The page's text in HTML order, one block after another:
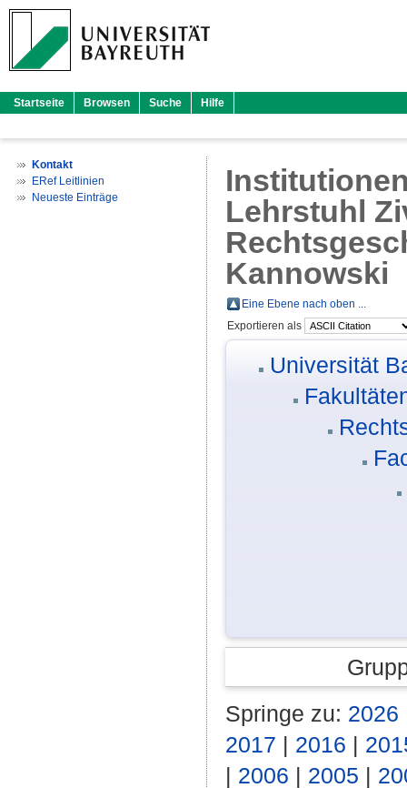
Startseite Browsen Suche Hilfe
Kontakt
ERef Leitlinien
Neueste Einträge
Lehrstuhl
Kannowski
Eine Ebene nach oben ...
Exportieren als
Universität
Springe zu: 2026
2017 | 2016 |
| 2006 | 2005 |